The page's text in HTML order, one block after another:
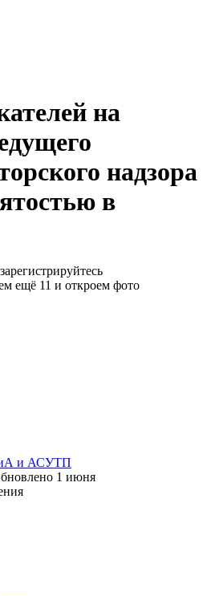
на
надзора
в
ещё 11 и откроем фото
и АСУТП
1 июня